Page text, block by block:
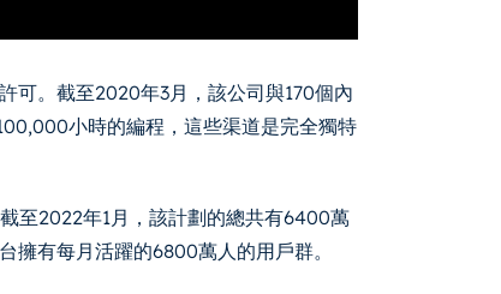
可。截至2020年3月，該公司與170個內
小時的編程，這些渠道是完全獨特
至2022年1月，該計劃的總共有6400萬
擁有每月活躍的6800萬人的用戶群。